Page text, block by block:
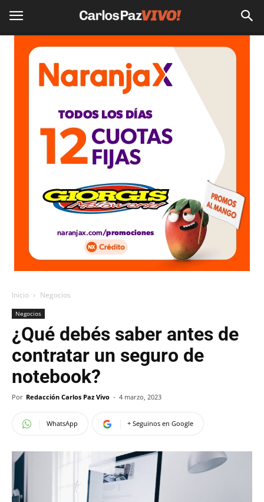
Inicio Negocios
Negocios
¿Qué debés saber antes de
contratar un seguro de
notebook?
Por Redacción Carlos Paz Vivo - 4 marzo, 2023
WhatsApp + Seguinos en Google